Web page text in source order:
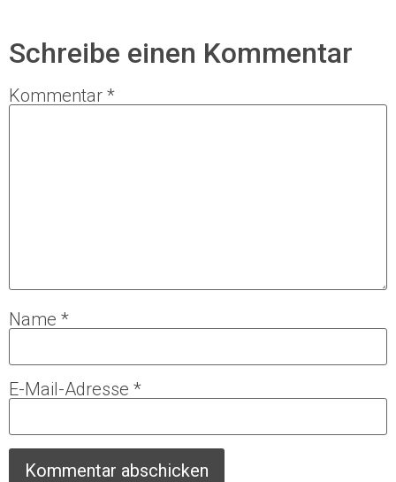
Schreibe einen Kommentar
Kommentar *
Name *
E-Mail-Adresse *